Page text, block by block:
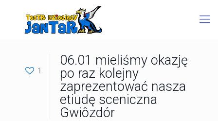
1
06.01 mieliśmy okazję
po raz kolejny
zaprezentować nasza
etiudę sceniczna
Gwiôzdór